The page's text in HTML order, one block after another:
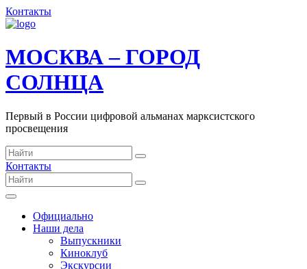
Контакты
МОСКВА – ГОРОД
СОЛНЦА
Первый в России цифровой альманах марксистского
просвещения
Контакты
Официально
Наши дела
Выпускники
Киноклуб
Экскурсии